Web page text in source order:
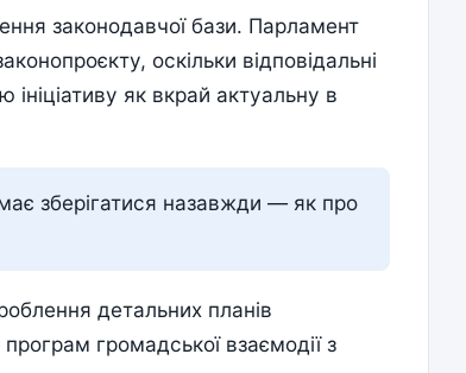
законодавчої бази. Парламент
оскільки відповідальні
як вкрай актуальну в
зберігатися назавжди — як про
детальних планів
програм громадської взаємодії з